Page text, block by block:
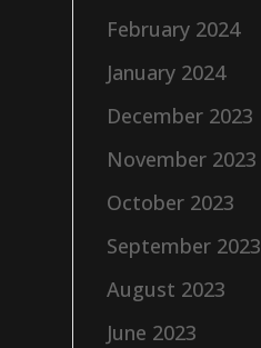
February 2024
January 2024
December 2023
November 2023
October 2023
September 2023
August 2023
June 2023